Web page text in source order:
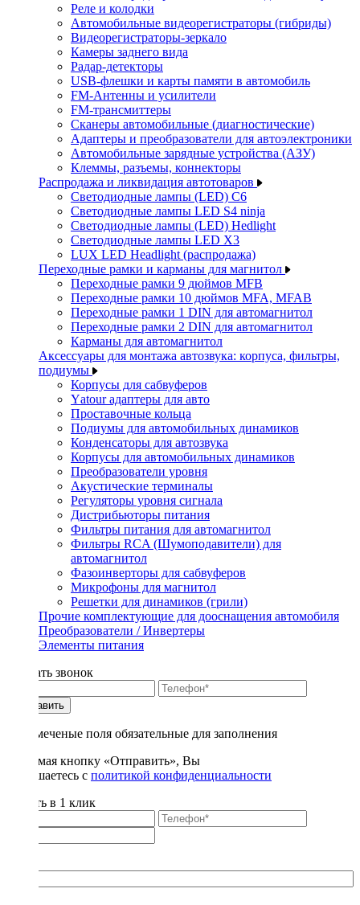
Реле и колодки
Автомобильные видеорегистраторы (гибриды)
Видеорегистраторы-зеркало
Камеры заднего вида
Радар-детекторы
USB-флешки и карты памяти в автомобиль
FM-Антенны и усилители
FM-трансмиттеры
Сканеры автомобильные (диагностические)
Адаптеры и преобразователи для автоэлектроники
Автомобильные зарядные устройства (АЗУ)
Клеммы, разъемы, коннекторы
Распродажа и ликвидация автотоваров
Светодиодные лампы (LED) C6
Светодиодные лампы LED S4 ninja
Светодиодные лампы (LED) Hedlight
Светодиодные лампы LED X3
LUX LED Headlight (распродажа)
Переходные рамки и карманы для магнитол
Переходные рамки 9 дюймов MFB
Переходные рамки 10 дюймов MFA, MFAB
Переходные рамки 1 DIN для автомагнитол
Переходные рамки 2 DIN для автомагнитол
Карманы для автомагнитол
Аксессуары для монтажа автозвука: корпуса, фильтры,
подиумы
Корпусы для сабвуферов
Yаtour адаптеры для авто
Проставочные кольца
Подиумы для автомобильных динамиков
Конденсаторы для автозвука
Корпусы для автомобильных динамиков
Преобразователи уровня
Акустические терминалы
Регуляторы уровня сигнала
Дистрибьюторы питания
Фильтры питания для автомагнитол
Фильтры RCA (Шумоподавители) для
автомагнитол
Фазоинверторы для сабвуферов
Микрофоны для магнитол
Решетки для динамиков (грили)
Прочие комплектующие для дооснащения автомобиля
Преобразователи / Инвертеры
Элементы питания
Заказать звонок
Отправить
* - отмеченые поля обязательные для заполнения
Нажимая кнопку «Отправить», Вы
соглашаетесь с политикой конфиденциальности
Купить в 1 клик